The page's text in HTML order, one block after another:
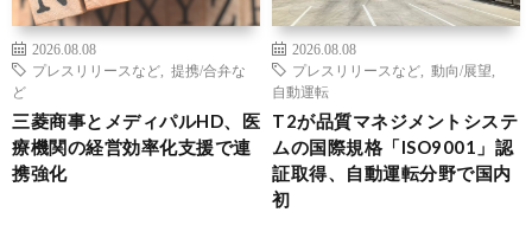
2026.08.08
プレスリリースなど
提携/合弁な
ど
三菱商事とメディパルHD、医
療機関の経営効率化支援で連
携強化
2026.08.08
プレスリリースなど
動向/展望
自動運転
T2が品質マネジメントシステ
ムの国際規格「ISO9001」認
証取得、自動運転分野で国内
初